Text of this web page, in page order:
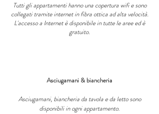
Tutti gli appartamenti hanno una copertura wifi e sono
collegati tramite internet in fibra ottica ad alta velocità.
L'accesso a Internet è disponibile in tutte le aree ed è
gratuito.
Asciugamani & biancheria
Asciugamani, biancheria da tavola e da letto sono
disponibili in ogni appartamento.